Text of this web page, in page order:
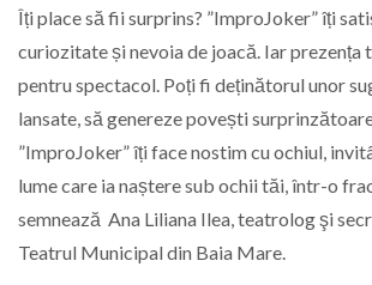
Îți place să fii surprins? ”ImproJoker” îți
curiozitate și nevoia de joacă. Iar prezența
pentru spectacol. Poți fi deținătorul unor
lansate, să genereze povești
”ImproJoker” îți face nostim cu ochiul,
lume care ia naștere sub ochii tăi, într-o
semnează Ana Liliana Ilea, teatrolog şi
Teatrul Municipal din Baia Mare.